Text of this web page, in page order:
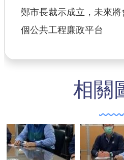
鄭市長裁示成立，未來
個公共工程廉政平台
相關